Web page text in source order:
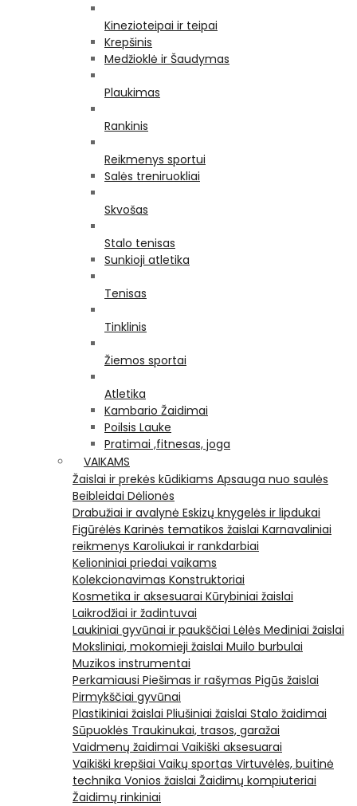
Kinezioteipai ir teipai
Krepšinis
Medžioklė ir Šaudymas
Plaukimas
Rankinis
Reikmenys sportui
Salės treniruokliai
Skvošas
Stalo tenisas
Sunkioji atletika
Tenisas
Tinklinis
Žiemos sportai
Atletika
Kambario Žaidimai
Poilsis Lauke
Pratimai ,fitnesas, joga
VAIKAMS
Žaislai ir prekės kūdikiams Apsauga nuo saulės
Beibleidai Dėlionės
Drabužiai ir avalynė Eskizų knygelės ir lipdukai
Figūrėlės Karinės tematikos žaislai Karnavaliniai
reikmenys Karoliukai ir rankdarbiai
Kelioniniai priedai vaikams
Kolekcionavimas Konstruktoriai
Kosmetika ir aksesuarai Kūrybiniai žaislai
Laikrodžiai ir žadintuvai
Laukiniai gyvūnai ir paukščiai Lėlės Mediniai žaislai
Moksliniai, mokomieji žaislai Muilo burbulai
Muzikos instrumentai
Perkamiausi Piešimas ir rašymas Pigūs žaislai
Pirmykščiai gyvūnai
Plastikiniai žaislai Pliušiniai žaislai Stalo žaidimai
Sūpuoklės Traukinukai, trasos, garažai
Vaidmenų žaidimai Vaikiški aksesuarai
Vaikiški krepšiai Vaikų sportas Virtuvėlės, buitinė
technika Vonios žaislai Žaidimų kompiuteriai
Žaidimų rinkiniai